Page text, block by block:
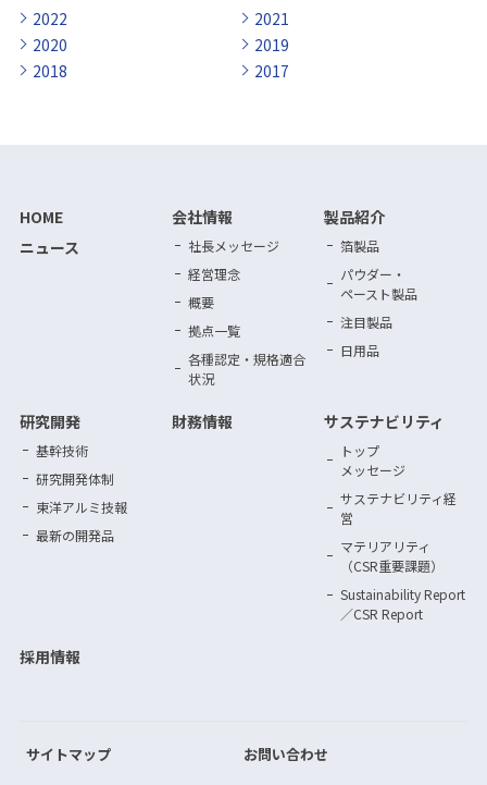
2022
2021
2020
2019
2018
2017
HOME
ニュース
会社情報
社長メッセージ
経営理念
概要
拠点一覧
各種認定・規格適合
状況
製品紹介
箔製品
パウダー・
ペースト製品
注目製品
日用品
研究開発
基幹技術
研究開発体制
東洋アルミ技報
最新の開発品
財務情報 サステナビリティ
トップ
メッセージ
サステナビリティ経
営
マテリアリティ
（CSR重要課題）
Sustainability Report
／CSR Report
採用情報
サイトマップ お問い合わせ